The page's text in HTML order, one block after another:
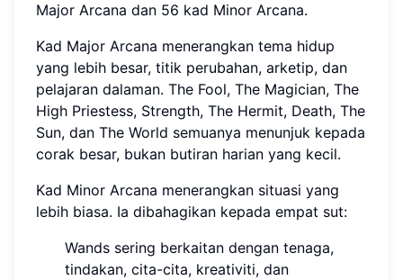
Major Arcana dan 56 kad Minor Arcana.
Kad Major Arcana menerangkan tema hidup
yang lebih besar, titik perubahan, arketip, dan
pelajaran dalaman. The Fool, The Magician, The
High Priestess, Strength, The Hermit, Death, The
Sun, dan The World semuanya menunjuk kepada
corak besar, bukan butiran harian yang kecil.
Kad Minor Arcana menerangkan situasi yang
lebih biasa. Ia dibahagikan kepada empat sut:
Wands sering berkaitan dengan tenaga,
tindakan, cita-cita, kreativiti, dan